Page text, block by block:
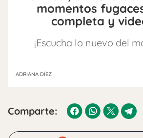
momentos
completa y
¡Escucha lo nuevo del
ADRIANA DÍEZ
Comparte: